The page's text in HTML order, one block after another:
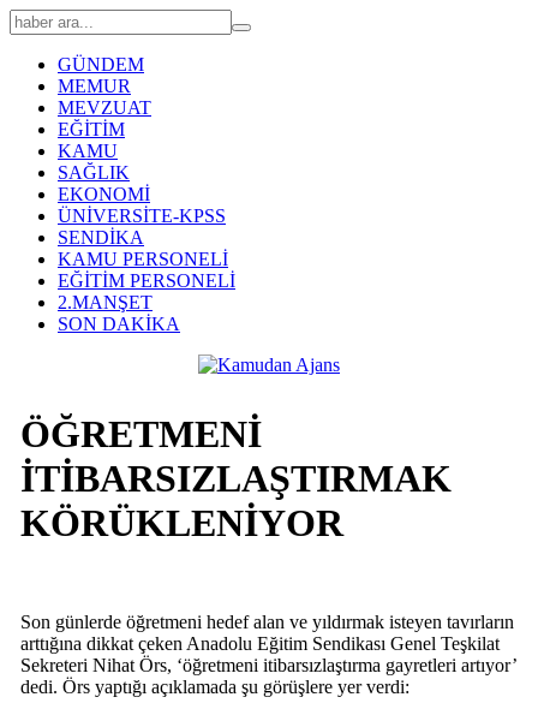
GÜNDEM
MEMUR
MEVZUAT
EĞİTİM
KAMU
SAĞLIK
EKONOMİ
ÜNİVERSİTE-KPSS
SENDİKA
KAMU PERSONELİ
EĞİTİM PERSONELİ
2.MANŞET
SON DAKİKA
ÖĞRETMENİ
İTİBARSIZLAŞTIRMAK
KÖRÜKLENİYOR
Son günlerde öğretmeni hedef alan ve yıldırmak isteyen tavırların
arttığına dikkat çeken Anadolu Eğitim Sendikası Genel Teşkilat
Sekreteri Nihat Örs, ‘öğretmeni itibarsızlaştırma gayretleri artıyor’
dedi. Örs yaptığı açıklamada şu görüşlere yer verdi: